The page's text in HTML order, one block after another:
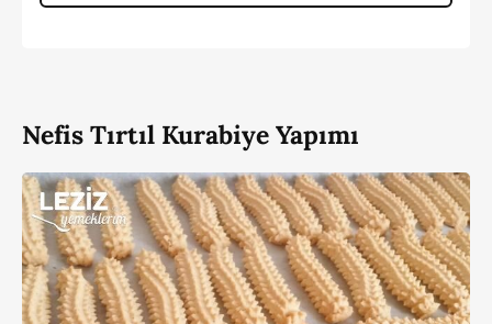
Nefis Tırtıl Kurabiye Yapımı